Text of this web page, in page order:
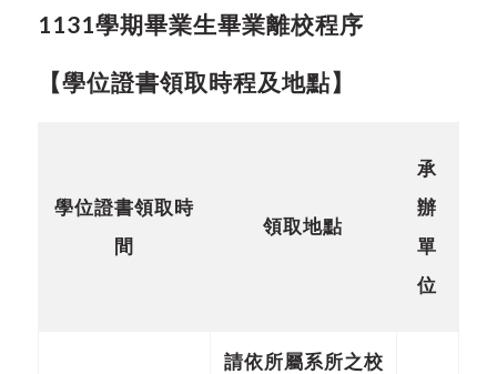
1131學期畢業生畢業離校程序
【學位證書領取時程及地點】
學位證書領取時
間
領取地點
承
辦
單
位
請依所屬系所之校